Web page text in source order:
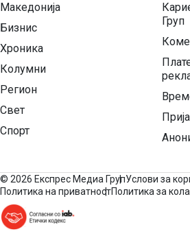
Македонија
Бизнис
Хроника
Колумни
Регион
Свет
Спорт
Груп
© 2026 Експрес Медиа ГрупУслови за
Политика на приватностПолитика за